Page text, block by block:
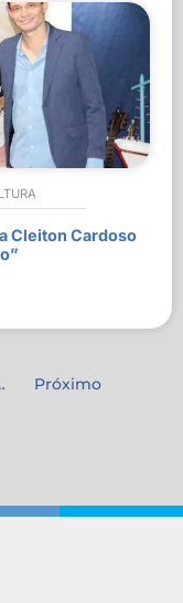
Cleiton Cardoso
Próximo